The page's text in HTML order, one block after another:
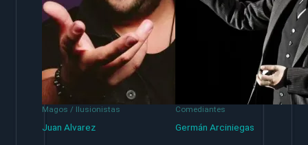
Magos / Ilusionistas
Juan Alvarez
Comediantes
Germán Arciniegas